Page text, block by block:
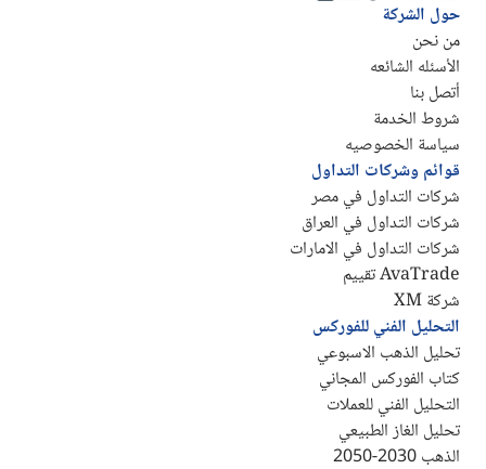
حول الشركة
من نحن
الأسئله الشائعه
أتصل بنا
شروط الخدمة
سياسة الخصوصيه
قوائم وشركات التداول
شركات التداول في مصر
شركات التداول في العراق
شركات التداول في الامارات
AvaTrade تقييم
شركة XM
التحليل الفني للفوركس
تحليل الذهب الاسبوعي
كتاب الفوركس المجاني
التحليل الفني للعملات
تحليل الغاز الطبيعي
الذهب 2030-2050